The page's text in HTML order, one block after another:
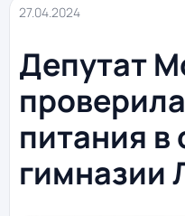
27.04.2024
Депутат
питания в
гимназии